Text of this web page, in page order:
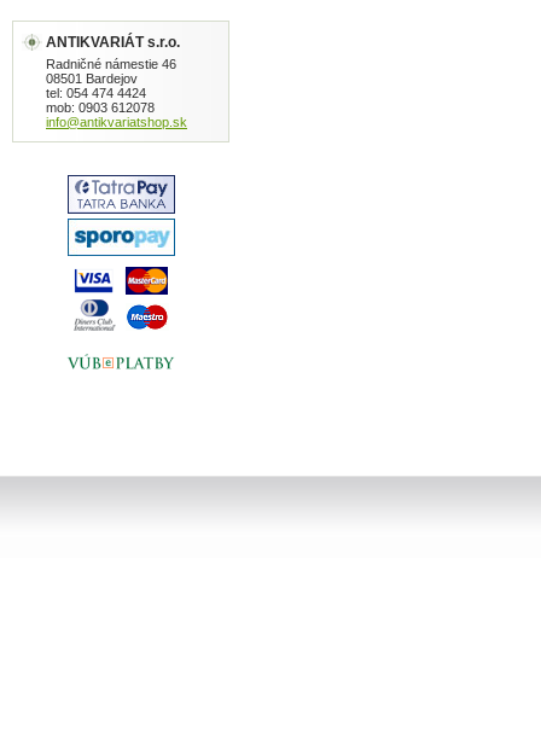
ANTIKVARIÁT s.r.o.
Radničné námestie 46
08501 Bardejov
tel: 054 474 4424
mob: 0903 612078
info@antikvariatshop.sk